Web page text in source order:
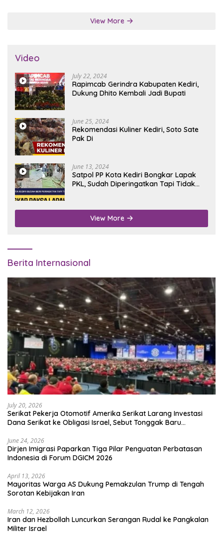
View More
Video
July 22, 2024
Rapimcab Gerindra Kabupaten Kediri,
Dukung Dhito Kembali Jadi Bupati
June 25, 2024
Rekomendasi Kuliner Kediri, Soto Sate
Pak Di
June 13, 2024
Satpol PP Kota Kediri Bongkar Lapak
PKL, Sudah Diperingatkan Tapi Tidak
View More
Berita Internasional
July 20, 2026
Serikat Pekerja Otomotif Amerika Serikat Larang Investasi
Dana Serikat ke Obligasi Israel, Sebut Tonggak Baru
June 24, 2026
Dirjen Imigrasi Paparkan Tiga Pilar Penguatan Perbatasan
Indonesia di Forum DGICM 2026
April 13, 2026
Mayoritas Warga AS Dukung Pemakzulan Trump di Tengah
Sorotan Kebijakan Iran
March 12, 2026
Iran dan Hezbollah Luncurkan Serangan Rudal ke Pangkalan
Militer Israel